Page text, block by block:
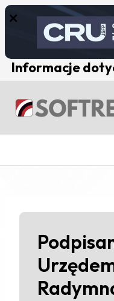
Informacje
Skip
navigation